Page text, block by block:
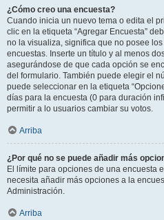
¿Cómo creo una encuesta?
Cuando inicia un nuevo tema o edita el
clic en la etiqueta “Agregar Encuesta”
no la visualiza, significa que no posee
encuestas. Inserte un título y al menos
asegurándose de que cada opción se
del formulario. También puede elegir el
puede seleccionar en la etiqueta
días para la encuesta (0 para duración
permitir a lo usuarios cambiar su votos.
Arriba
¿Por qué no se puede añadir más
El límite para opciones de una encuesta
necesita añadir más opciones a la
Administración.
Arriba